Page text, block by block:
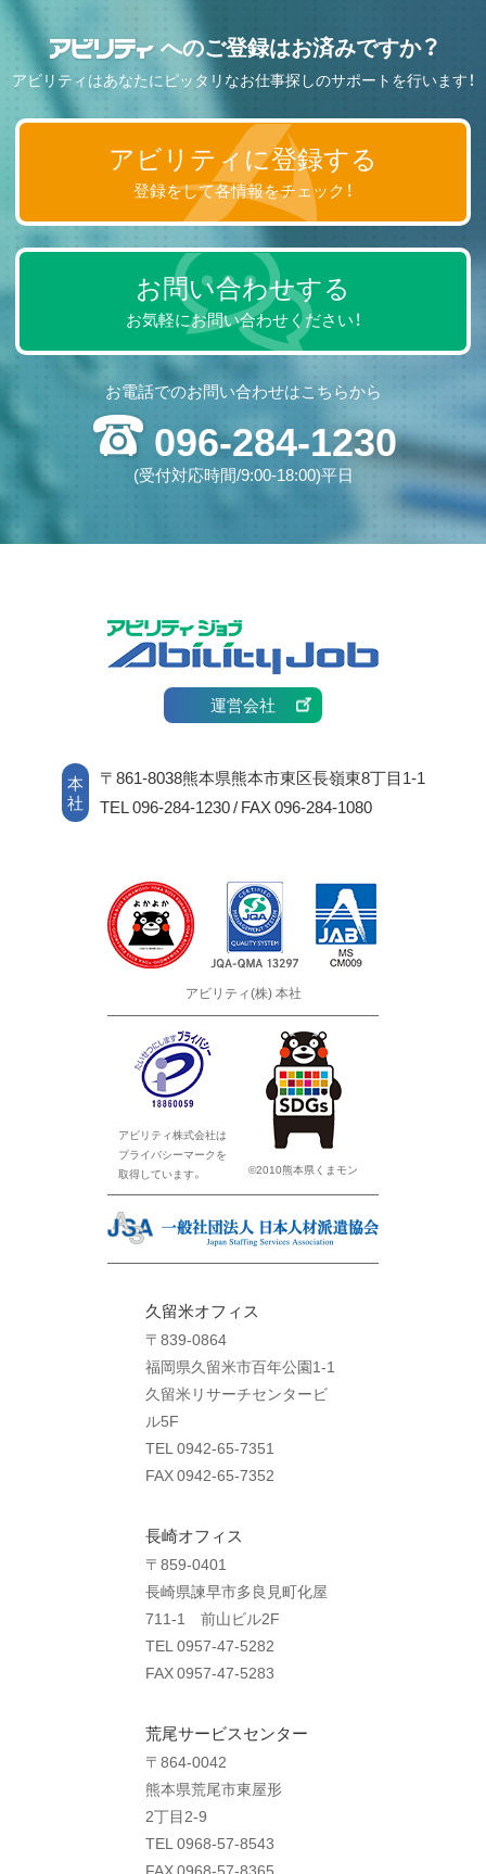
へのご登録はお済みですか？
アビリティはあなたにピッタリなお仕事探しのサポートを行います！
アビリティに登録する
登録をして各情報をチェック！
お問い合わせする
お気軽にお問い合わせください！
お電話でのお問い合わせはこちらから
096-284-1230
(受付対応時間/9:00-18:00)平日
運営会社
本
社
〒861-8038熊本県熊本市東区長嶺東8丁目1-1
TEL 096-284-1230 / FAX 096-284-1080
アビリティ(株) 本社
アビリティ株式会社は
プライバシーマークを
取得しています。
©2010熊本県くまモン
久留米オフィス
〒839-0864
福岡県久留米市百年公園1-1
久留米リサーチセンタービ
ル5F
TEL 0942-65-7351
FAX 0942-65-7352
長崎オフィス
〒859-0401
長崎県諫早市多良見町化屋
711-1 前山ビル2F
TEL 0957-47-5282
FAX 0957-47-5283
荒尾サービスセンター
〒864-0042
熊本県荒尾市東屋形
2丁目2-9
TEL 0968-57-8543
FAX 0968-57-8365